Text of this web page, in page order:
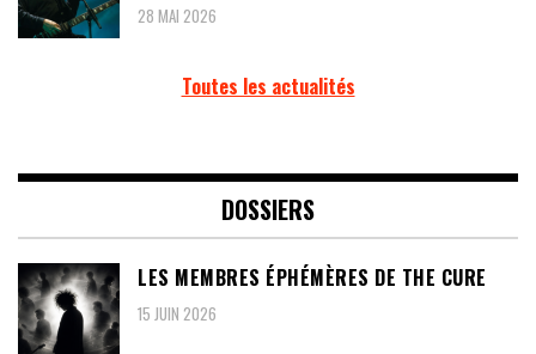
28 MAI 2026
Toutes les actualités
DOSSIERS
LES MEMBRES ÉPHÉMÈRES DE THE CURE
15 JUIN 2026